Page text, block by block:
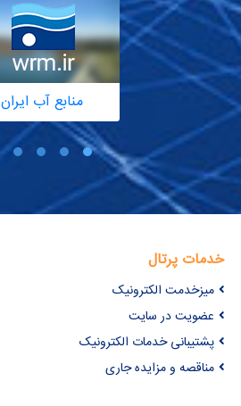
منابع آب ایران
خدمات پرتال
میزخدمت الکترونیک
عضویت در سایت
پشتیبانی خدمات الکترونیک
مناقصه و مزایده جاری